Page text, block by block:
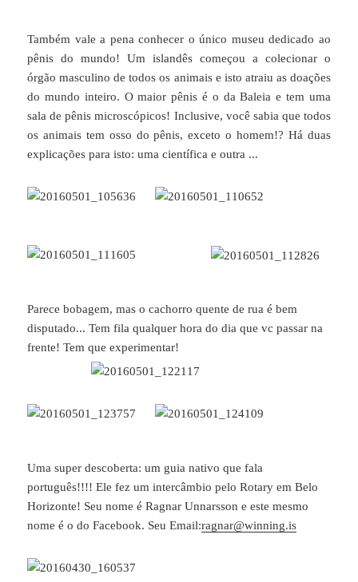
Também vale a pena conhecer o único museu dedicado ao
pênis do mundo! Um islandês começou a colecionar o
órgão masculino de todos os animais e isto atraiu as doações
do mundo inteiro. O maior pênis é o da Baleia e tem uma
sala de pênis microscópicos! Inclusive, você sabia que todos
os animais tem osso do pênis, exceto o homem!? Há duas
explicações para isto: uma científica e outra ...
Parece bobagem, mas o cachorro quente de rua é bem
disputado... Tem fila qualquer hora do dia que vc passar na
frente! Tem que experimentar!
Uma super descoberta: um guia nativo que fala
português!!!! Ele fez um intercâmbio pelo Rotary em Belo
Horizonte! Seu nome é Ragnar Unnarsson e este mesmo
nome é o do Facebook. Seu Email:ragnar@winning.is